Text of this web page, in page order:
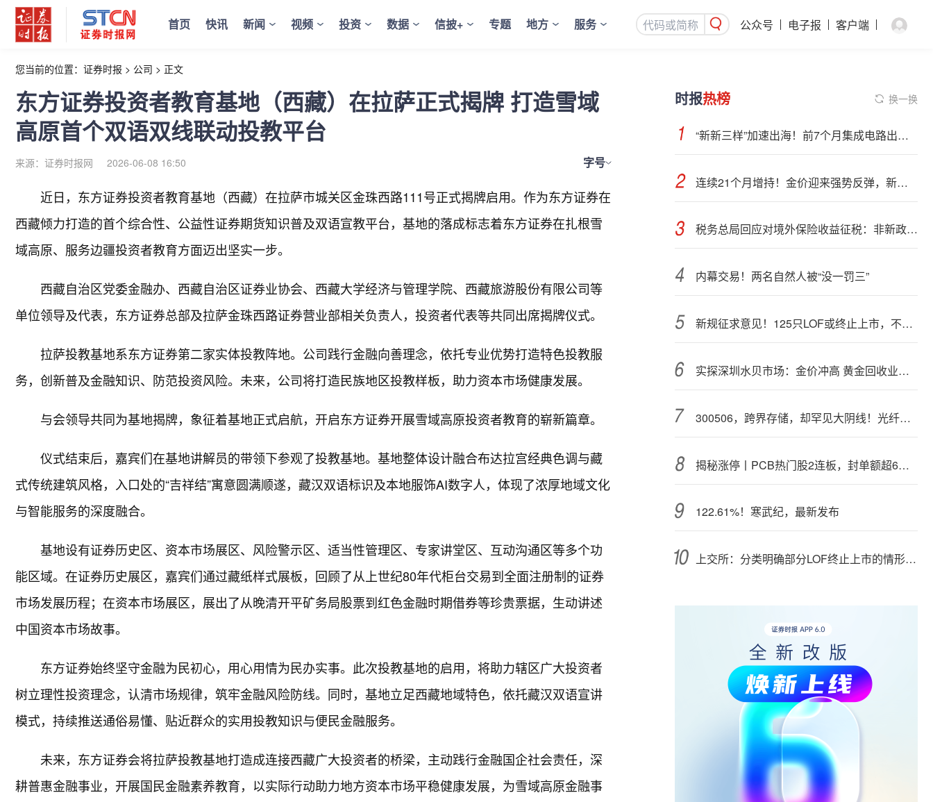
首页 快讯 新闻 视频 投资 数据 信披+ 专题 地方 服务 公众号 电子报 客户端
您当前的位置： 证券时报 > 公司 > 正文
东方证券投资者教育基地（西藏）在拉萨正式揭牌 打造雪域
高原首个双语双线联动投教平台
来源：证券时报网 2026-06-08 16:50 字号
近日，东方证券投资者教育基地（西藏）在拉萨市城关区金珠西路111号正式揭牌启用。作为东方证券在
西藏倾力打造的首个综合性、公益性证券期货知识普及双语宣教平台，基地的落成标志着东方证券在扎根雪
域高原、服务边疆投资者教育方面迈出坚实一步。
西藏自治区党委金融办、西藏自治区证券业协会、西藏大学经济与管理学院、西藏旅游股份有限公司等
单位领导及代表，东方证券总部及拉萨金珠西路证券营业部相关负责人，投资者代表等共同出席揭牌仪式。
拉萨投教基地系东方证券第二家实体投教阵地。公司践行金融向善理念，依托专业优势打造特色投教服
务，创新普及金融知识、防范投资风险。未来，公司将打造民族地区投教样板，助力资本市场健康发展。
与会领导共同为基地揭牌，象征着基地正式启航，开启东方证券开展雪域高原投资者教育的崭新篇章。
仪式结束后，嘉宾们在基地讲解员的带领下参观了投教基地。基地整体设计融合布达拉宫经典色调与藏
式传统建筑风格，入口处的“吉祥结”寓意圆满顺遂，藏汉双语标识及本地服饰AI数字人，体现了浓厚地域文化
与智能服务的深度融合。
基地设有证券历史区、资本市场展区、风险警示区、适当性管理区、专家讲堂区、互动沟通区等多个功
能区域。在证券历史展区，嘉宾们通过藏纸样式展板，回顾了从上世纪80年代柜台交易到全面注册制的证券
市场发展历程；在资本市场展区，展出了从晚清开平矿务局股票到红色金融时期借券等珍贵票据，生动讲述
中国资本市场故事。
东方证券始终坚守金融为民初心，用心用情为民办实事。此次投教基地的启用，将助力辖区广大投资者
树立理性投资理念，认清市场规律，筑牢金融风险防线。同时，基地立足西藏地域特色，依托藏汉双语宣讲
模式，持续推送通俗易懂、贴近群众的实用投教知识与便民金融服务。
未来，东方证券会将拉萨投教基地打造成连接西藏广大投资者的桥梁，主动践行金融国企社会责任，深
耕普惠金融事业，开展国民金融素养教育，以实际行动助力地方资本市场平稳健康发展，为雪域高原金融事
时报热榜 换一换
“新新三样”加速出海！前7个月集成电路出口额接近翻倍
连续21个月增持！金价迎来强势反弹，新一轮上行窗口开启？
税务总局回应对境外保险收益征税：非新政策，无需过度解读
内幕交易！两名自然人被“没一罚三”
新规征求意见！125只LOF或终止上市，不影响基金正常投资运作
实探深圳水贝市场：金价冲高 黄金回收业务率先回暖
300506，跨界存储，却罕见大阴线！光纤需求激增，稀土细分原料，火了
揭秘涨停丨PCB热门股2连板，封单额超6亿元
122.61%！寒武纪，最新发布
上交所：分类明确部分LOF终止上市的情形和程序